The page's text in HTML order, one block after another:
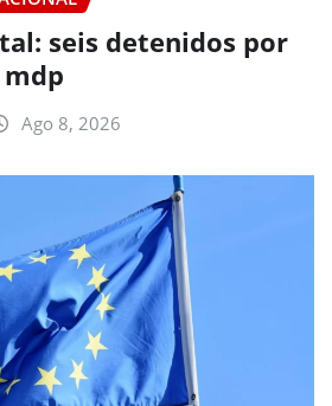
seis detenidos por
Ago 8, 2026